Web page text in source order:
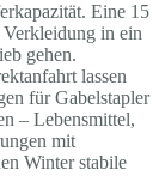
Eine 15
in ein
gehen.
lassen
für Gabelstapler
– Lebensmittel,
mit
Winter stabile